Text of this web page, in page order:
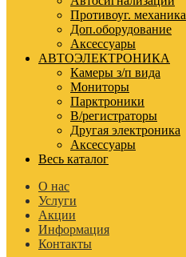
Противоуг. механика
Доп.оборудование
Аксессуары
АВТОЭЛЕКТРОНИКА
Камеры з/п вида
Мониторы
Парктроники
В/регистраторы
Другая электроника
Аксессуары
Весь каталог
О нас
Услуги
Акции
Информация
Контакты